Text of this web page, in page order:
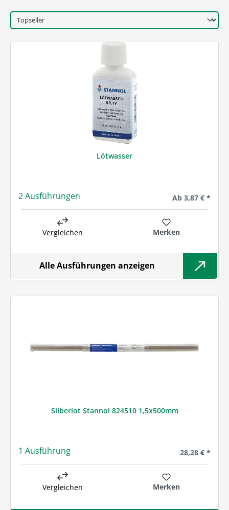
Lötwasser
2 Ausführungen Regulärer Preis:
Ab 3,87 € *
Vergleichen Merken
Alle Ausführungen anzeigen
Silberlot Stannol 824510 1,5x500mm
1 Ausführung Regulärer
28,28 € *
Vergleichen Merken